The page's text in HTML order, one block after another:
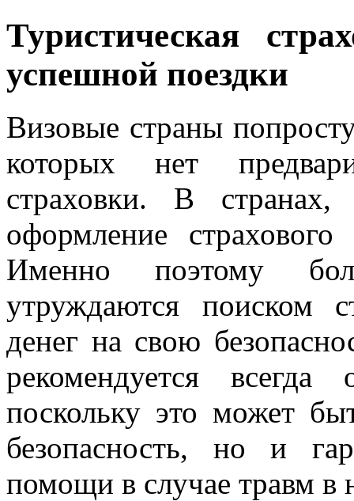
Туристическая
успешной поездки
Визовые страны
которых нет
страховки. В
оформление
Именно поэтому
утруждаются поиском
денег на свою
рекомендуется
поскольку это может
безопасность, но и
помощи в случае травм в